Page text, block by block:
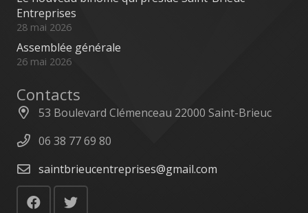
Entreprises
28 mai 2026
Assemblée générale
26 mai 2026
Contacts
53 Boulevard Clémenceau 22000 Saint-Brieuc
06 38 77 69 80
saintbrieucentreprises@gmail.com